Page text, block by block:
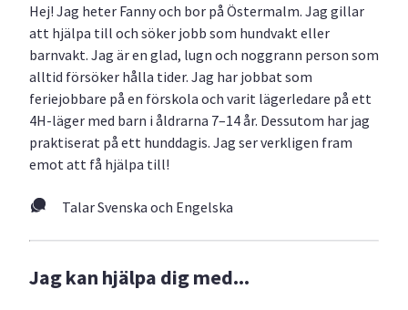
Hej! Jag heter Fanny och bor på Östermalm. Jag gillar
att hjälpa till och söker jobb som hundvakt eller
barnvakt. Jag är en glad, lugn och noggrann person som
alltid försöker hålla tider. Jag har jobbat som
feriejobbare på en förskola och varit lägerledare på ett
4H-läger med barn i åldrarna 7–14 år. Dessutom har jag
praktiserat på ett hunddagis. Jag ser verkligen fram
emot att få hjälpa till!
Talar Svenska och Engelska
Jag kan hjälpa dig med...